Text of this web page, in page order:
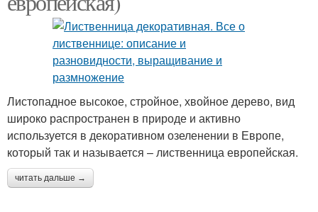
Листопадное высокое, стройное, хвойное дерево, вид
широко распространен в природе и активно
используется в декоративном озеленении в Европе,
который так и называется – лиственница европейская.
читать дальше →